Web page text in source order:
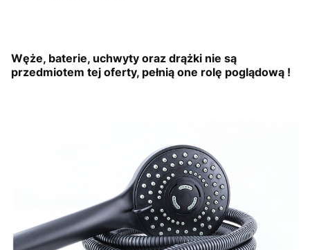
Węże, baterie, uchwyty oraz drążki nie są
przedmiotem tej oferty, pełnią one rolę poglądową !